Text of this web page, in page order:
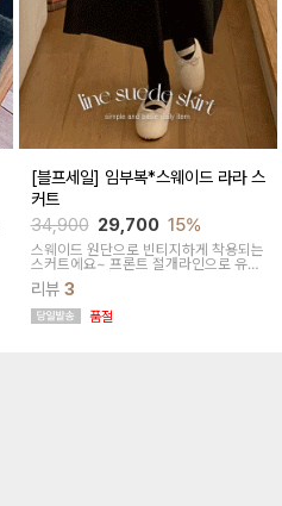
[블프세일] 임부복*스웨이드 라라 스
커트
34,900 29,700 15%
스웨이드 원단으로 빈티지하게 착용되는
스커트에요~ 프론트 절개라인으로 유니
크한 포인트가 된답니다
리뷰 3
품절